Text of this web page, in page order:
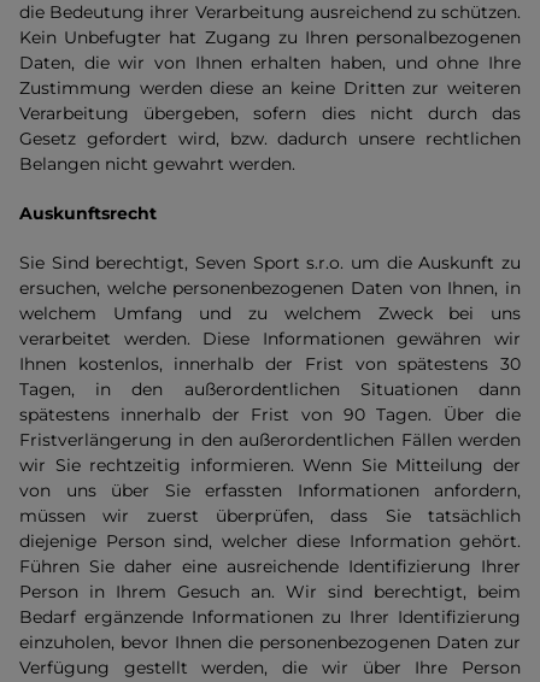
die Bedeutung ihrer Verarbeitung ausreichend zu schützen.
Kein Unbefugter hat Zugang zu Ihren personalbezogenen
Daten, die wir von Ihnen erhalten haben, und ohne Ihre
Zustimmung werden diese an keine Dritten zur weiteren
Verarbeitung übergeben, sofern dies nicht durch das
Gesetz gefordert wird, bzw. dadurch unsere rechtlichen
Belangen nicht gewahrt werden.
Auskunftsrecht
Sie Sind berechtigt, Seven Sport s.r.o. um die Auskunft zu
ersuchen, welche personenbezogenen Daten von Ihnen, in
welchem Umfang und zu welchem Zweck bei uns
verarbeitet werden. Diese Informationen gewähren wir
Ihnen kostenlos, innerhalb der Frist von spätestens 30
Tagen, in den außerordentlichen Situationen dann
spätestens innerhalb der Frist von 90 Tagen. Über die
Fristverlängerung in den außerordentlichen Fällen werden
wir Sie rechtzeitig informieren. Wenn Sie Mitteilung der
von uns über Sie erfassten Informationen anfordern,
müssen wir zuerst überprüfen, dass Sie tatsächlich
diejenige Person sind, welcher diese Information gehört.
Führen Sie daher eine ausreichende Identifizierung Ihrer
Person in Ihrem Gesuch an. Wir sind berechtigt, beim
Bedarf ergänzende Informationen zu Ihrer Identifizierung
einzuholen, bevor Ihnen die personenbezogenen Daten zur
Verfügung gestellt werden, die wir über Ihre Person